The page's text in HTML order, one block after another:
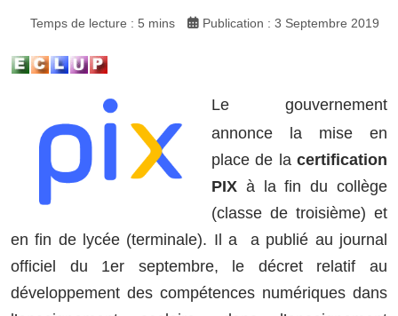
Temps de lecture : 5 mins Publication : 3 Septembre 2019
Le gouvernement
annonce la mise en
place de la certification
PIX à la fin du collège
(classe de troisième) et
en fin de lycée (terminale). Il a a publié au journal
officiel du 1er septembre, le décret relatif au
développement des compétences numériques dans